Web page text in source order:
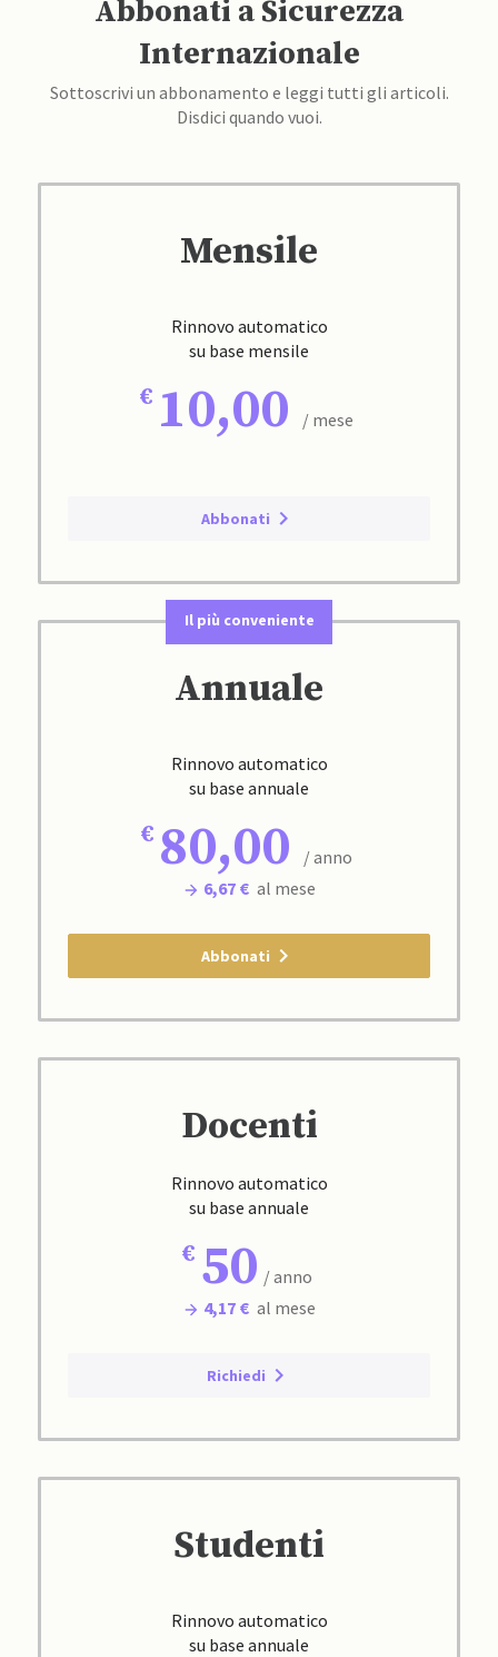
Abbonati a Sicurezza
Internazionale
Sottoscrivi un abbonamento e leggi tutti gli articoli.
Disdici quando vuoi.
Mensile
Rinnovo automatico
su base mensile
10,00 / mese
Abbonati
Il più conveniente
Annuale
Rinnovo automatico
su base annuale
80,00
/ anno
6,67 € al mese
Abbonati
Docenti
Rinnovo automatico
su base annuale
50 / anno
4,17 € al mese
Richiedi
Studenti
Rinnovo automatico
su base annuale